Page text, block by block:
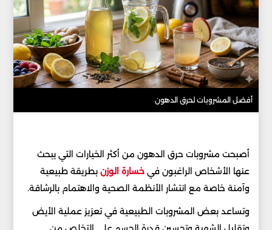
أفضل المشروبات لحرق الدهون
أصبحت مشروبات حرق الدهون من أكثر الخيارات التي يبحث
عنها الأشخاص الراغبون فيخسارة الوزن بطريقة طبيعية
وآمنة خاصة مع انتشار الأنظمة الصحية والاهتمام بالرشاقة.
وتساعد بعض المشروبات الطبيعية في تعزيز عملية الأيض